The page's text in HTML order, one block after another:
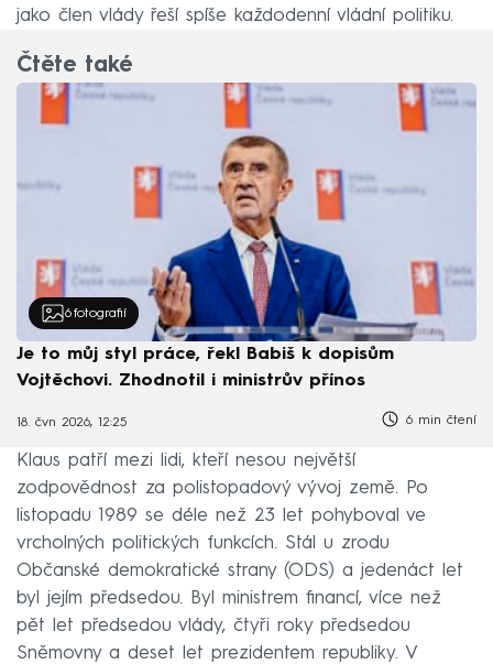
jako člen vlády řeší spíše každodenní vládní politiku.
Čtěte také
6 fotografií
Je to můj styl práce, řekl Babiš k dopisům
Vojtěchovi. Zhodnotil i ministrův přínos
18. čvn 2026, 12:25 6 min čtení
Klaus patří mezi lidi, kteří nesou největší
zodpovědnost za polistopadový vývoj země. Po
listopadu 1989 se déle než 23 let pohyboval ve
vrcholných politických funkcích. Stál u zrodu
Občanské demokratické strany (ODS) a jedenáct let
byl jejím předsedou. Byl ministrem financí, více než
pět let předsedou vlády, čtyři roky předsedou
Sněmovny a deset let prezidentem republiky. V